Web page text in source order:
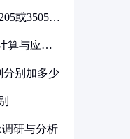
或3505代
算与应用
分别加多少
研与分析